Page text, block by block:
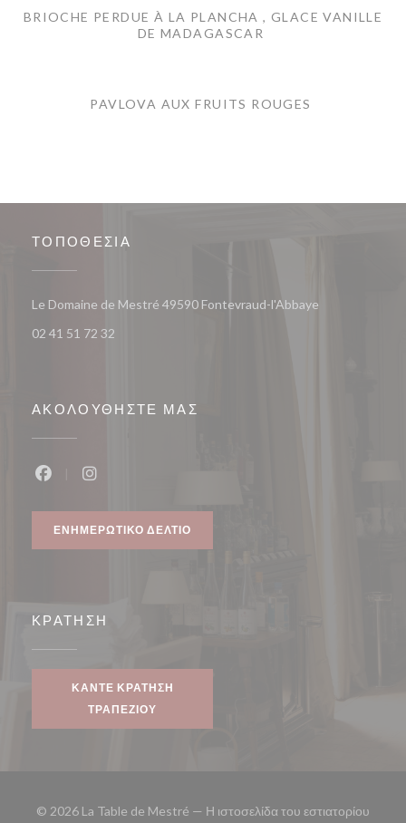
BRIOCHE PERDUE À LA PLANCHA , GLACE VANILLE
DE MADAGASCAR
PAVLOVA AUX FRUITS ROUGES
ΤΟΠΟΘΕΣΊΑ
Le Domaine de Mestré 49590 Fontevraud-l'Abbaye
02 41 51 72 32
ΑΚΟΛΟΥΘΉΣΤΕ ΜΑΣ
ΕΝΗΜΕΡΩΤΙΚΌ ΔΕΛΤΊΟ
ΚΡΆΤΗΣΗ
ΚΆΝΤΕ ΚΡΆΤΗΣΗ
ΤΡΑΠΕΖΙΟΎ
© 2026 La Table de Mestré — Η ιστοσελίδα του εστιατορίου